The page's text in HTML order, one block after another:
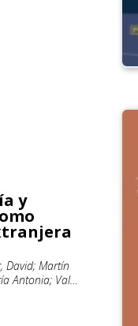
y
David; Martín
Antonia; Val